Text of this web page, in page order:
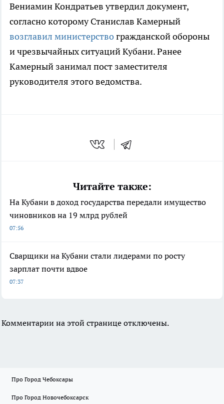
Вениамин Кондратьев утвердил документ,
согласно которому Станислав Камерный
возглавил министерствогражданской обороны
и чрезвычайных ситуаций Кубани. Ранее
Камерный занимал пост заместителя
руководителя этого ведомства.
Читайте также:
На Кубани в доход государства передали имущество
чиновников на 19 млрд рублей
07:56
Сварщики на Кубани стали лидерами по росту
зарплат почти вдвое
07:37
Комментарии на этой странице отключены.
Про Город Чебоксары
Про Город Новочебоксарск